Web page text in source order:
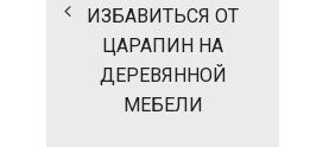
ИЗБАВИТЬСЯ ОТ
ЦАРАПИН НА
ДЕРЕВЯННОЙ
МЕБЕЛИ